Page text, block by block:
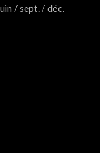
/ sept. / déc.